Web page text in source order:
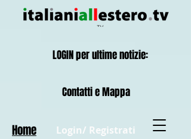
Login/ Registrati
Contatti e Mappa
Home
LOGIN per ultime notizie: